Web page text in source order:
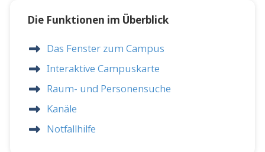
Die Funktionen im Überblick
Das Fenster zum Campus
Interaktive Campuskarte
Raum- und Personensuche
Kanäle
Notfallhilfe